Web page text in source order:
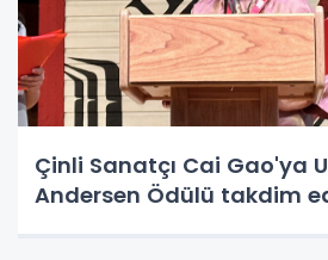
Çinli Sanatçı Cai Gao'ya
Andersen Ödülü takdim